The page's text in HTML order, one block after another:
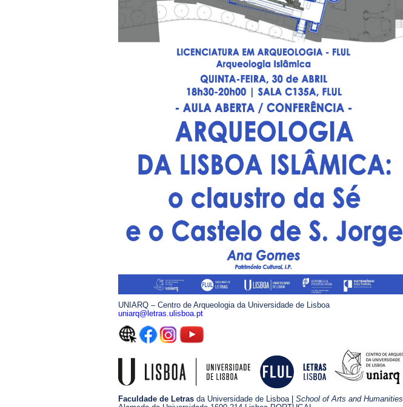
UNIARQ – Centro de Arqueologia da Universidade de Lisboa
uniarq@letras.ulisboa.pt
Faculdade de Letras da Universidade de Lisboa
School of Arts and Humanities